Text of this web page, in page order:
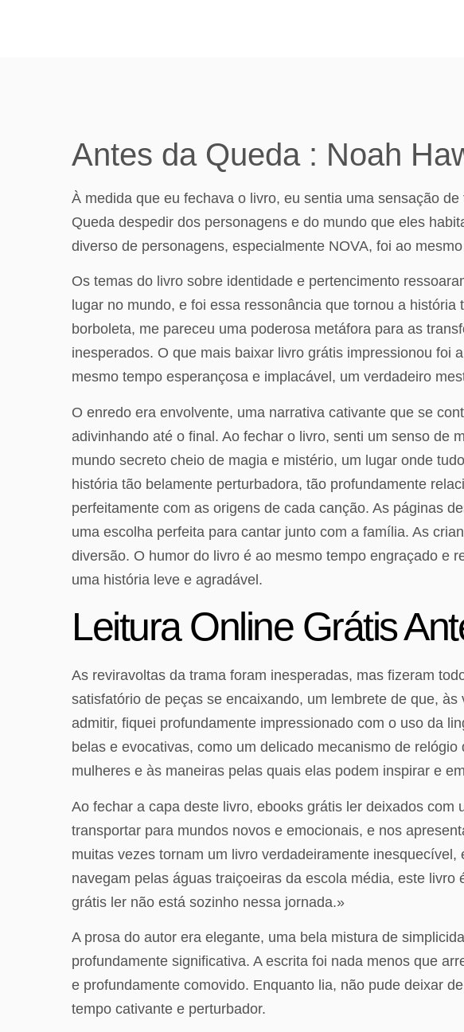
Antes da Queda : Noah
À medida que eu fechava o livro, eu sentia uma sensação
Queda despedir dos personagens e do mundo que eles
diverso de personagens, especialmente NOVA, foi ao
Os temas do livro sobre identidade e pertencimento
lugar no mundo, e foi essa ressonância que tornou a
borboleta, me pareceu uma poderosa metáfora para as
inesperados. O que mais baixar livro grátis impressionou foi
mesmo tempo esperançosa e implacável, um verdadeiro
O enredo era envolvente, uma narrativa cativante que se
adivinhando até o final. Ao fechar o livro, senti um senso de
mundo secreto cheio de magia e mistério, um lugar onde
história tão belamente perturbadora, tão profundamente
perfeitamente com as origens de cada canção. As páginas
uma escolha perfeita para cantar junto com a família. As
diversão. O humor do livro é ao mesmo tempo engraçado e
uma história leve e agradável.
Leitura Online Grátis
As reviravoltas da trama foram inesperadas, mas fizeram
satisfatório de peças se encaixando, um lembrete de que,
admitir, fiquei profundamente impressionado com o uso da
belas e evocativas, como um delicado mecanismo de
mulheres e às maneiras pelas quais elas podem inspirar e
Ao fechar a capa deste livro, ebooks grátis ler deixados
transportar para mundos novos e emocionais, e nos
muitas vezes tornam um livro verdadeiramente
navegam pelas águas traiçoeiras da escola média, este
grátis ler não está sozinho nessa jornada.»
A prosa do autor era elegante, uma bela mistura de
profundamente significativa. A escrita foi nada menos que
e profundamente comovido. Enquanto lia, não pude deixar
tempo cativante e perturbador.